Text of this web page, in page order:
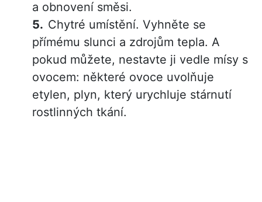
a obnovení směsi.
Chytré umístění. Vyhněte se
přímému slunci a zdrojům tepla. A
pokud můžete, nestavte ji vedle mísy s
ovocem: některé ovoce uvolňuje
etylen, plyn, který urychluje stárnutí
rostlinných tkání.